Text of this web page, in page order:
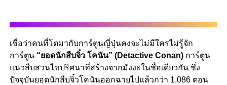
เชื่อว่าคนที่โตมากับการ์ตูนญี่ปุ่นคงจะไม่มีใครไม่รู้จัก
การ์ตูน“ยอดนักสืบจิ๋ว โคนัน” (Detactive Conan) การ์ตูน
แนวสืบสวนไขปริศนาที่สร้างจากมังงะในชื่อเดียวกัน ซึ่ง
ปัจจุบันยอดนักสืบจิ๋วโคนันออกฉายไปแล้วกว่า 1,086 ตอน